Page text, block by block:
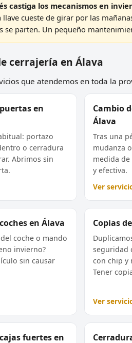
castiga los mecanismos en
llave cueste de girar por las
se parten. Un pequeño
cerrajería en Álava
que atendemos en toda la
en
portazo
o cerradura
Abrimos sin
Cambio
Álava
Tras una
mudanza
medida
y efectiva.
Ver
en Álava
coche o mando
invierno?
sin causar
Copias
seguridad
con chip y
Tener
Ver
fuertes en